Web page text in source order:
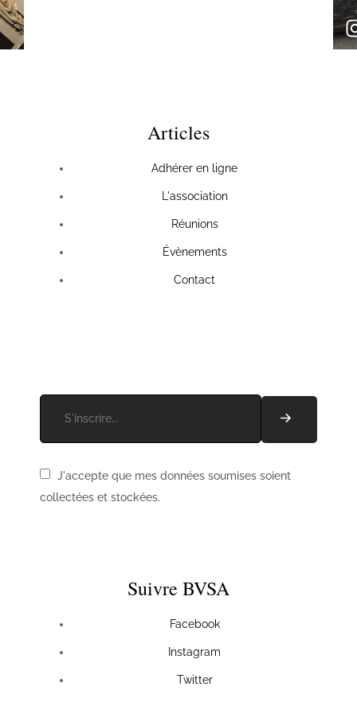
Articles
Adhérer en ligne
L'association
Réunions
Évènements
Contact
J'accepte que mes données soumises soient
collectées et stockées.
Suivre BVSA
Facebook
Instagram
Twitter